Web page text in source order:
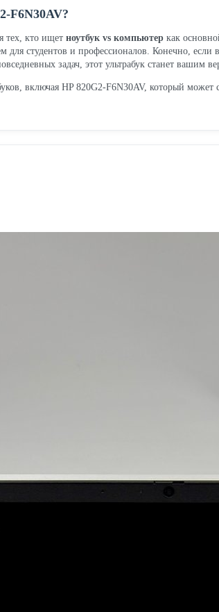
F6N30AV?
тех, кто ищет ноутбук vs компьютер как
студентов и профессионалов. Конечно, если
задач, этот ультрабук станет вашим
включая HP 820G2-F6N30AV, который